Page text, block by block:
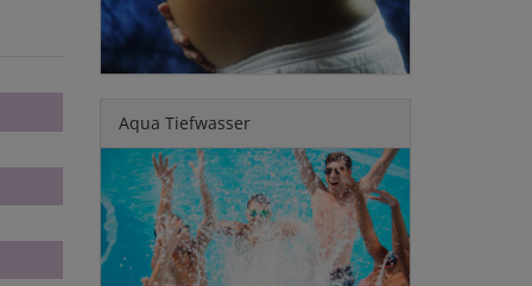
Aqua Tiefwasser